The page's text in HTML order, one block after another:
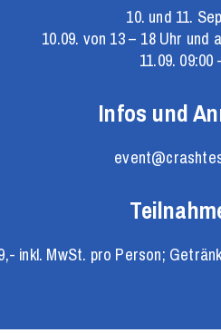
10. und 11.
10.09. von 13 – 18 Uhr
11.09.
Infos und
inkl. MwSt. pro Person;